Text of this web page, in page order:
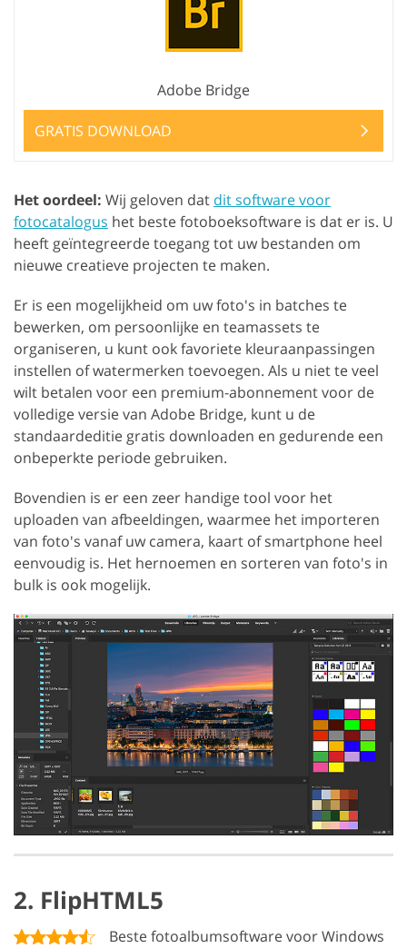
Adobe Bridge
GRATIS DOWNLOAD
Het oordeel: Wij geloven dat dit software voor
fotocatalogus het beste fotoboeksoftware is dat er is. U
heeft geïntegreerde toegang tot uw bestanden om
nieuwe creatieve projecten te maken.
Er is een mogelijkheid om uw foto's in batches te
bewerken, om persoonlijke en teamassets te
organiseren, u kunt ook favoriete kleuraanpassingen
instellen of watermerken toevoegen. Als u niet te veel
wilt betalen voor een premium-abonnement voor de
volledige versie van Adobe Bridge, kunt u de
standaardeditie gratis downloaden en gedurende een
onbeperkte periode gebruiken.
Bovendien is er een zeer handige tool voor het
uploaden van afbeeldingen, waarmee het importeren
van foto's vanaf uw camera, kaart of smartphone heel
eenvoudig is. Het hernoemen en sorteren van foto's in
bulk is ook mogelijk.
2. FlipHTML5
Beste fotoalbumsoftware voor Windows